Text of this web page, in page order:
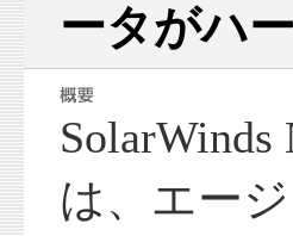
ータがハ
は、エー